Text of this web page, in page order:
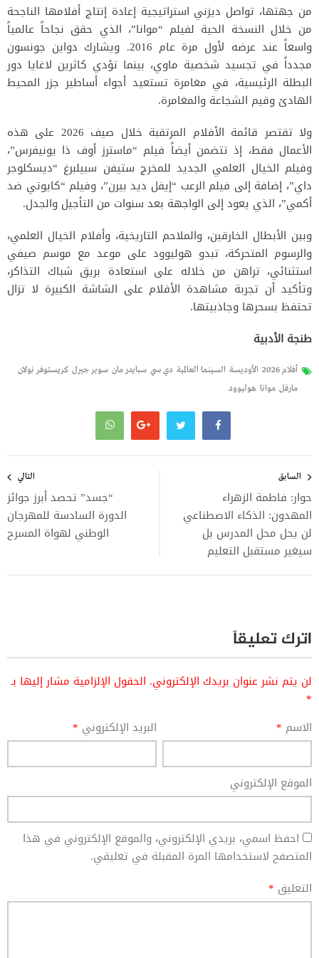
من جهتها، تواصل ديزني استراتيجية إعادة إنتاج أفلامها الناجحة
من خلال النسخة الحية لفيلم “موانا”، الذي حقق نجاحاً عالمياً
واسعاً عند عرضه لأول مرة عام 2016. ويشارك دواين جونسون
مجدداً في تجسيد شخصية ماوي، بينما تؤدي كاثرين لاغايا دور
البطلة الرئيسية، في مغامرة تستعيد أجواء أساطير جزر المحيط
الهادئ وقيم الشجاعة والمغامرة.
ولا تقتصر قائمة الأفلام المرتقبة خلال صيف 2026 على هذه
الأعمال فقط، إذ تتضمن أيضاً فيلم “ماسترز أوف ذا يونيفرس”،
وفيلم الخيال العلمي الجديد للمخرج ستيفن سبيلبرغ “ديسكلوجر
داي”، إضافة إلى فيلم الرعب “إيفل ديد بيرن”، وفيلم “كايوتي ضد
أكمي”، الذي يعود إلى الواجهة بعد سنوات من التأجيل والجدل.
وبين الأبطال الخارقين، والملاحم التاريخية، وأفلام الخيال العلمي،
والرسوم المتحركة، تبدو هوليوود على موعد مع موسم صيفي
استثنائي، تراهن من خلاله على استعادة بريق شباك التذاكر،
وتأكيد أن تجربة مشاهدة الأفلام على الشاشة الكبيرة لا تزال
تحتفظ بسحرها وجاذبيتها.
طنجة الأدبية
أفلام 2026 الأوديسة السينما العالمية دي سي سبايدر مان سوبر جيرل كريستوفر نولان
مارفل موانا هوليوود
المقالات
السابق
حوار: فاطمة الزهراء
المهدون: الذكاء الاصطناعي
لن يحل محل المدرس بل
سيغير مستقبل التعليم
التالي
“جسد” تحصد أبرز جوائز
الدورة السادسة للمهرجان
الوطني لهواة المسرح
اترك تعليقاً
لن يتم نشر عنوان بريدك الإلكتروني. الحقول الإلزامية مشار إليها بـ
*
الاسم * البريد الإلكتروني *
الموقع الإلكتروني
احفظ اسمي، بريدي الإلكتروني، والموقع الإلكتروني في هذا
المتصفح لاستخدامها المرة المقبلة في تعليقي.
التعليق *